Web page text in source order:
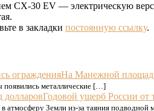
CX-30 EV — электрическую
в закладки постоянную ссылку.
На Манежной
появились металлические […]
Годовой ущерб России от
атмосферу Земли из-за таяния